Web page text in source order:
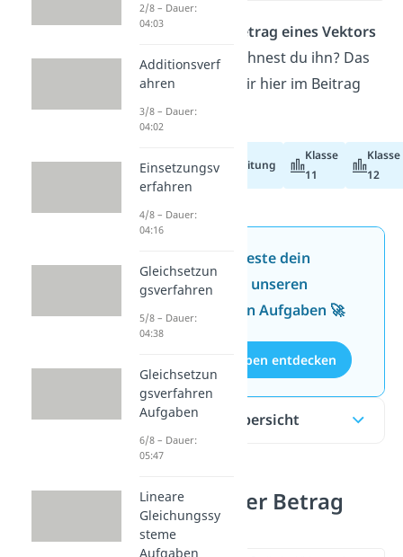
Was ist der
Betrag eines Vektors
und wie berechnest du ihn? Das
erklären wir dir hier im Beitrag
und im
Abiturvorbereitung
Klasse
11
Klasse
12
Jetzt neu: Teste dein
Wissen mit unseren
kostenlosen Aufgaben 🚀
Aufgaben entdecken
Inhaltsübersicht
Was ist der Betrag
eines
2/8 – Dauer:
04:03
Additionsverf
ahren
3/8 – Dauer:
04:02
Einsetzungsv
erfahren
4/8 – Dauer:
04:16
Gleichsetzun
gsverfahren
5/8 – Dauer:
04:38
Gleichsetzun
gsverfahren
Aufgaben
6/8 – Dauer:
05:47
Lineare
Gleichungssy
steme
Aufgaben